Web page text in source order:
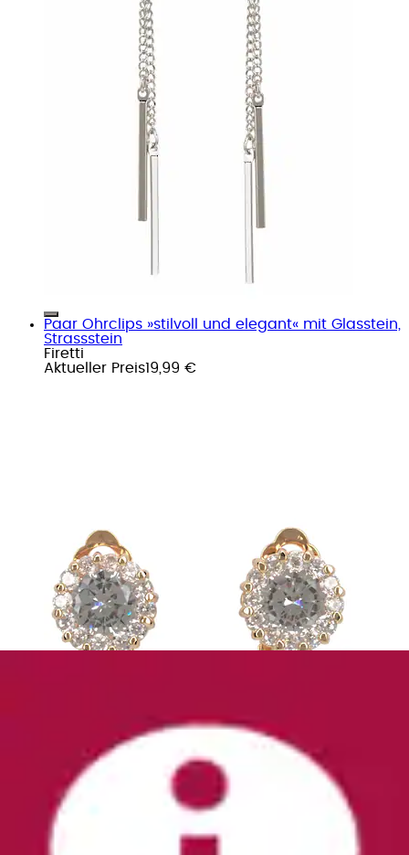
Paar Ohrclips »stilvoll und elegant« mit Glasstein,
Strassstein
Firetti
Aktueller Preis19,99 €
Paar Ohrclips »Blüte, stilvoll und elegant« mit